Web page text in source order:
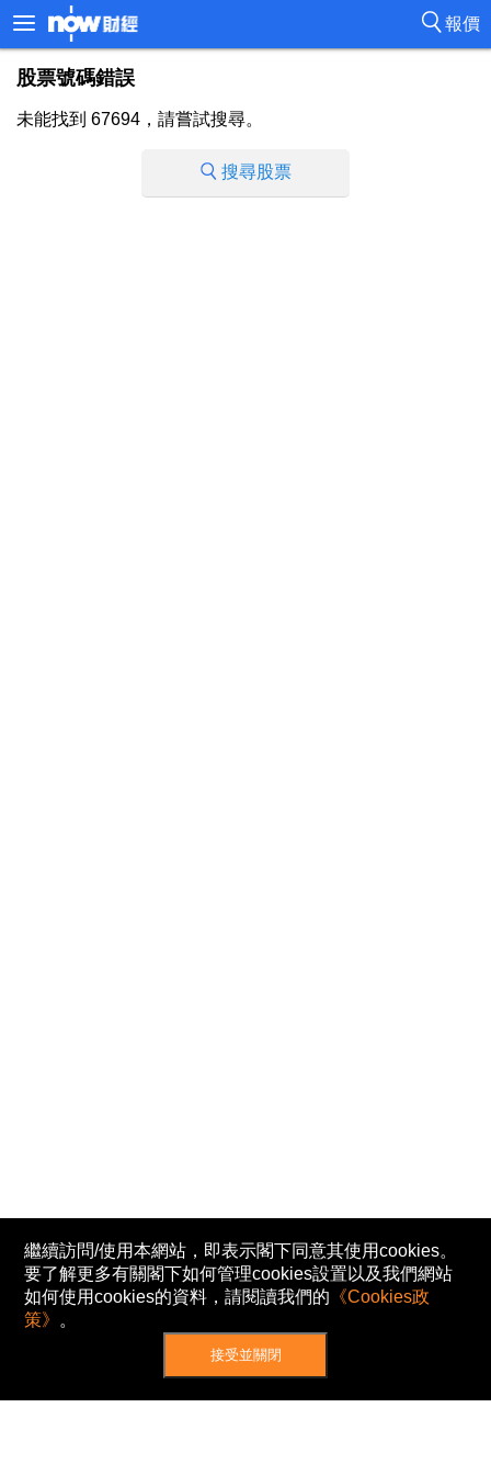
報價
股票號碼錯誤
未能找到 67694，請嘗試搜尋。
搜尋股票
繼續訪問/使用本網站，即表示閣下同意其使用cookies。
要了解更多有關閣下如何管理cookies設置以及我們網站
如何使用cookies的資料，請閱讀我們的 《Cookies政
策》 。
接受並關閉